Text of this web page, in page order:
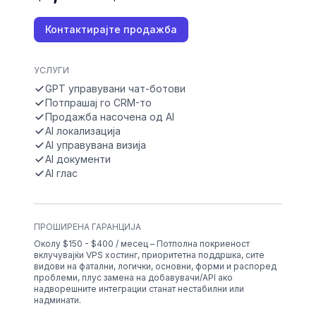
Контактирајте продажба
УСЛУГИ
GPT управувани чат-ботови
Потпрашај го CRM-то
Продажба насочена од AI
AI локализација
AI управувана визија
AI документи
AI глас
ПРОШИРЕНА ГАРАНЦИЈА
Околу $150 - $400 / месец – Потполна покриеност
вклучувајќи VPS хостинг, приоритетна поддршка, сите
видови на фатални, логички, основни, форми и распоред
проблеми, плус замена на добавувачи/API ако
надворешните интеграции станат нестабилни или
надминати.